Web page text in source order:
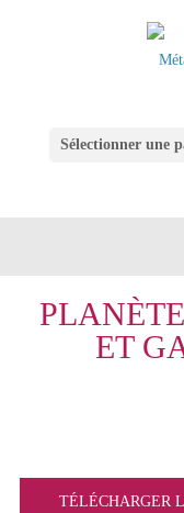
Sélectionner une
ET
TÉLÉCHARGER